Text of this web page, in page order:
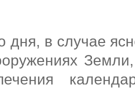
дня, в случае